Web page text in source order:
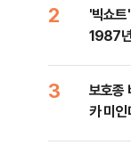
2
'빅쇼
1987
3
보호종
카 미